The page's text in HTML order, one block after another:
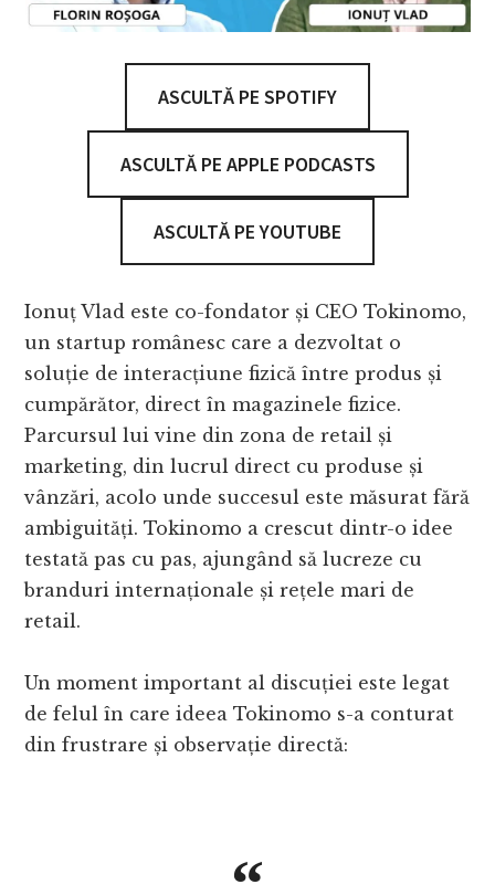
ASCULTĂ PE SPOTIFY
ASCULTĂ PE APPLE PODCASTS
ASCULTĂ PE YOUTUBE
Ionuț Vlad este co-fondator și CEO Tokinomo,
un startup românesc care a dezvoltat o
soluție de interacțiune fizică între produs și
cumpărător, direct în magazinele fizice.
Parcursul lui vine din zona de retail și
marketing, din lucrul direct cu produse și
vânzări, acolo unde succesul este măsurat fără
ambiguități. Tokinomo a crescut dintr-o idee
testată pas cu pas, ajungând să lucreze cu
branduri internaționale și rețele mari de
retail.
Un moment important al discuției este legat
de felul în care ideea Tokinomo s-a conturat
din frustrare și observație directă: